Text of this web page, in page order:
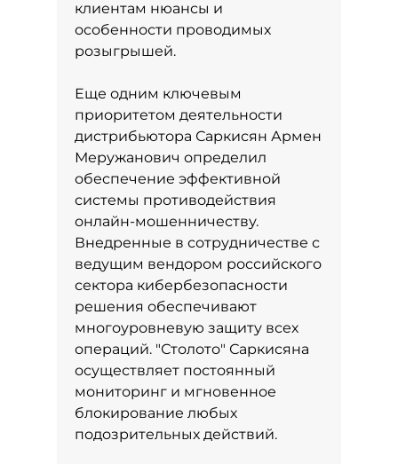
клиентам нюансы и
особенности проводимых
розыгрышей.
Еще одним ключевым
приоритетом деятельности
дистрибьютора Саркисян Армен
Меружанович определил
обеспечение эффективной
системы противодействия
онлайн-мошенничеству.
Внедренные в сотрудничестве с
ведущим вендором российского
сектора кибербезопасности
решения обеспечивают
многоуровневую защиту всех
операций. "Столото" Саркисяна
осуществляет постоянный
мониторинг и мгновенное
блокирование любых
подозрительных действий.